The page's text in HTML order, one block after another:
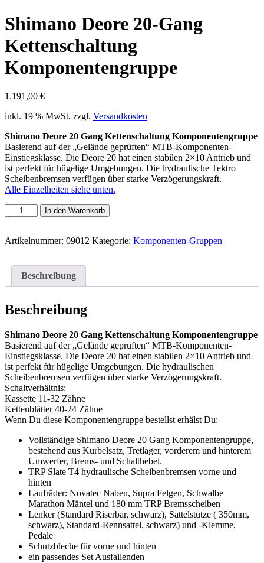
Shimano Deore 20-Gang
Kettenschaltung
Komponentengruppe
1.191,00 €
inkl. 19 % MwSt. zzgl. Versandkosten
Shimano Deore 20 Gang Kettenschaltung Komponentengruppe
Basierend auf der „Gelände geprüften“ MTB-Komponenten-
Einstiegsklasse. Die Deore 20 hat einen stabilen 2×10 Antrieb und
ist perfekt für hügelige Umgebungen. Die hydraulische Tektro
Scheibenbremsen verfügen über starke Verzögerungskraft.
Alle Einzelheiten siehe unten.
Shimano
Deore
Gang
Menge
In den Warenkorb
Artikelnummer: 09012 Kategorie: Komponenten-Gruppen
Beschreibung
Beschreibung
Shimano Deore 20 Gang Kettenschaltung Komponentengruppe
Basierend auf der „Gelände geprüften“ MTB-Komponenten-
Einstiegsklasse. Die Deore 20 hat einen stabilen 2×10 Antrieb und
ist perfekt für hügelige Umgebungen. Die hydraulischen
Scheibenbremsen verfügen über starke Verzögerungskraft.
Schaltverhältnis:
Kassette 11-32 Zähne
Kettenblätter 40-24 Zähne
Wenn Du diese Komponentengruppe bestellst erhälst Du:
Vollständige Shimano Deore 20 Gang Komponentengruppe,
bestehend aus Kurbelsatz, Tretlager, vorderem und hinterem
Umwerfer, Brems- und Schalthebel.
TRP Slate T4 hydraulische Scheibenbremsen vorne und
hinten
Laufräder: Novatec Naben, Supra Felgen, Schwalbe
Marathon Mäntel und 180 mm TRP Bremsscheiben
Lenker (Standard Riserbar, schwarz), Sattelstütze ( 350mm,
schwarz), Standard-Rennsattel, schwarz) und -Klemme,
Pedale
Schutzbleche für vorne und hinten
ein passendes Set Ausfallenden